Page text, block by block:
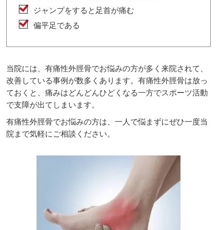
ジャンプをすると足首が痛む
偏平足である
当院には、有痛性外脛骨でお悩みの方が多く来院されて、
改善している事例が数多くあります。有痛性外脛骨は放っ
ておくと、痛みはどんどんひどくなる一方でスポーツ活動
で支障が出てしまいます。
有痛性外脛骨でお悩みの方は、一人で悩まずにぜひ一度当
院まで気軽にご相談ください。